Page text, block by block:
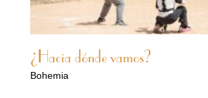
¿Hacia dónde vamos?
Bohemia